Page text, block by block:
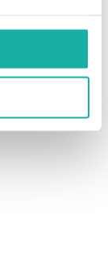
eerste het
doordat
waarbij
mate is